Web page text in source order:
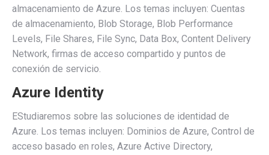
almacenamiento de Azure. Los temas incluyen: Cuentas
de almacenamiento, Blob Storage, Blob Performance
Levels, File Shares, File Sync, Data Box, Content Delivery
Network, firmas de acceso compartido y puntos de
conexión de servicio.
Azure Identity
EStudiaremos sobre las soluciones de identidad de
Azure. Los temas incluyen: Dominios de Azure, Control de
acceso basado en roles, Azure Active Directory,